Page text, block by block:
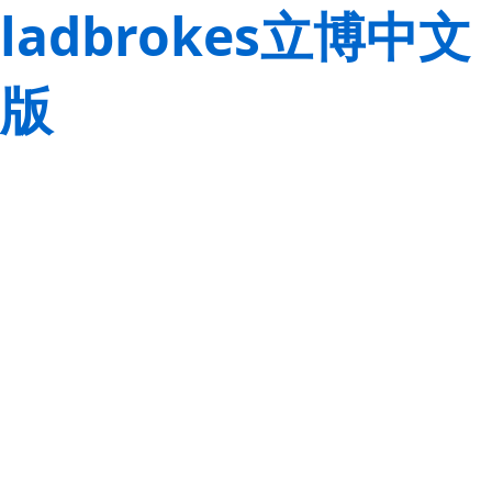
ladbrokes立博中文
版